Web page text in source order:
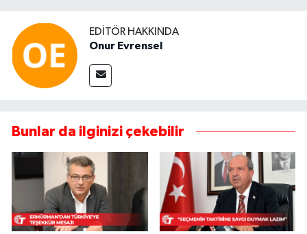
EDITÖR HAKKINDA
Onur Evrensel
Bunlar da ilginizi çekebilir